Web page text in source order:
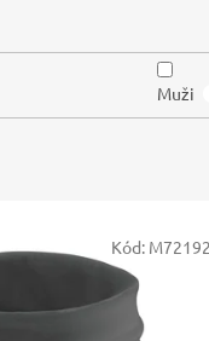
Muži
Kód: